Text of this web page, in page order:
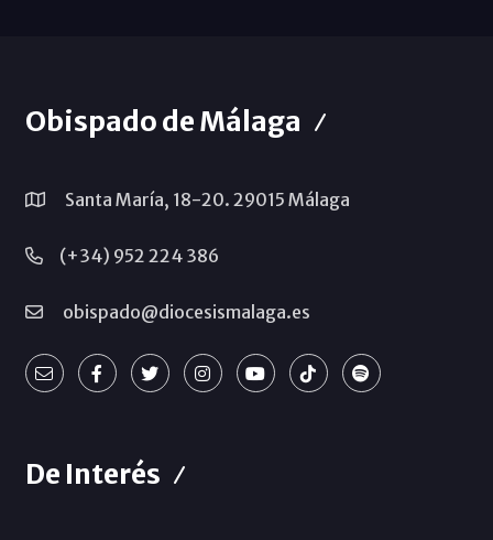
Obispado de Málaga
Santa María, 18-20. 29015 Málaga
(+34) 952 224 386
obispado@diocesismalaga.es
De Interés